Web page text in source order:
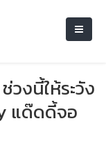
วงนี้ให้ระวัง
แด๊ดดี้จอ